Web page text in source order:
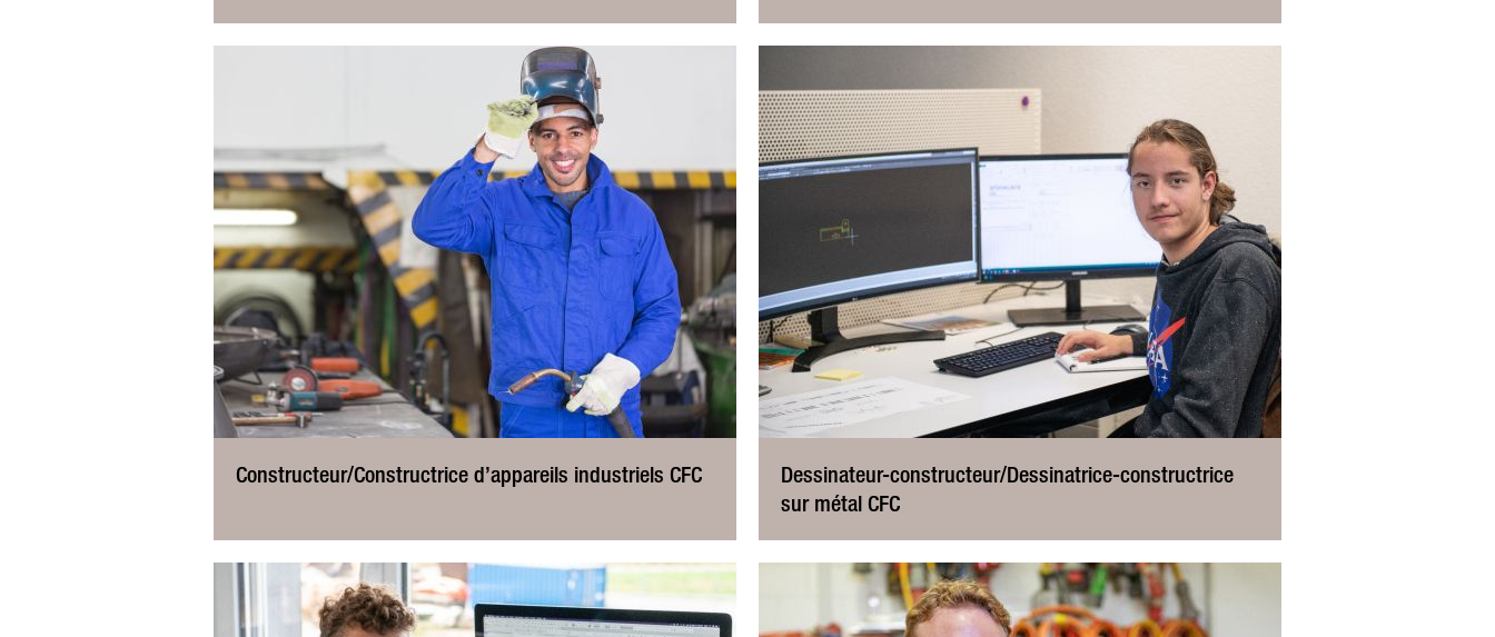
Constructeur/Constructrice d’appareils industriels CFC
Dessinateur-constructeur/Dessinatrice-constructrice
sur métal CFC